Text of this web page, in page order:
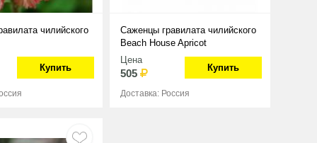
чилийского
Купить
Саженцы гравилата чилийского
Beach House Apricot
Цена
505 Купить
Доставка: Россия